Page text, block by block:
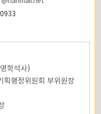
학석사)
획행정위원회 부위원장